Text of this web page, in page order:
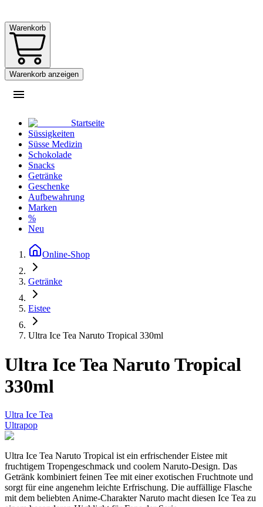
Warenkorb
Warenkorb anzeigen
Startseite
Süssigkeiten
Süsse Medizin
Schokolade
Snacks
Getränke
Geschenke
Aufbewahrung
Marken
%
Neu
Online-Shop
Getränke
Eistee
Ultra Ice Tea Naruto Tropical 330ml
Ultra Ice Tea Naruto Tropical
330ml
Ultra Ice Tea
Ultrapop
Ultra Ice Tea Naruto Tropical ist ein erfrischender Eistee mit
fruchtigem Tropengeschmack und coolem Naruto-Design. Das
Getränk kombiniert feinen Tee mit einer exotischen Fruchtnote und
sorgt für eine angenehm leichte Erfrischung. Die auffällige Flasche
mit dem beliebten Anime-Charakter Naruto macht diesen Ice Tea zu